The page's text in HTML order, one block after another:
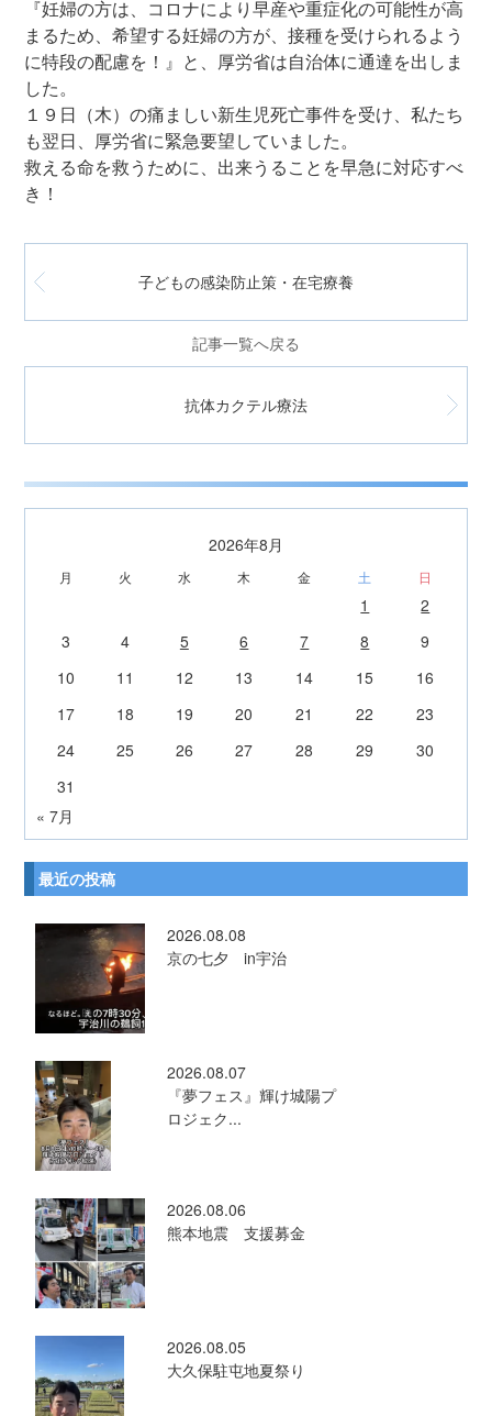
『妊婦の方は、コロナにより早産や重症化の可能性が高
まるため、希望する妊婦の方が、接種を受けられるよう
に特段の配慮を！』と、厚労省は自治体に通達を出しま
した。
１９日（木）の痛ましい新生児死亡事件を受け、私たち
も翌日、厚労省に緊急要望していました。
救える命を救うために、出来うることを早急に対応すべ
き！
子どもの感染防止策・在宅療養
記事一覧へ戻る
抗体カクテル療法
2026年8月
月 火 水 木 金 土 日
1
2
3
4 5 6 7 8
9
10
11 12 13 14 15
16
17
18 19 20 21 22
23
24
25 26 27 28 29
30
31
« 7月
最近の投稿
2026.08.08
京の七夕 in宇治
2026.08.07
『夢フェス』輝け城陽プ
ロジェク...
2026.08.06
熊本地震 支援募金
2026.08.05
大久保駐屯地夏祭り